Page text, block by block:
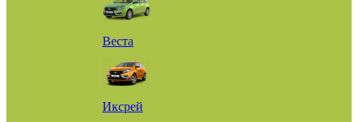
Веста
Иксрей